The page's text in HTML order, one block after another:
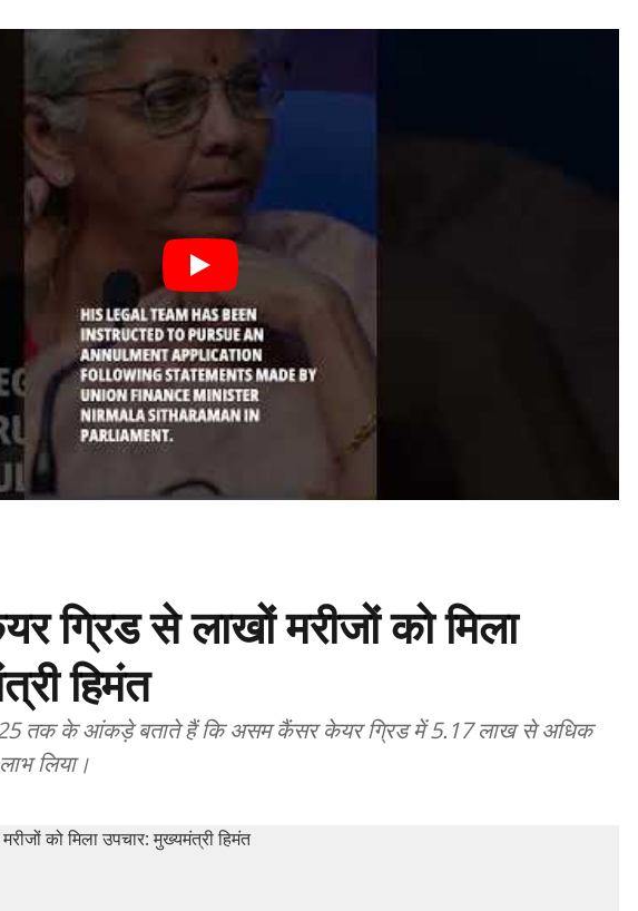
से लाखों मरीजों को मिला
हिमंत
तक के आंकड़े बताते हैं कि असम कैंसर केयर ग्रिड में 5.17 लाख से अधिक
लिया।